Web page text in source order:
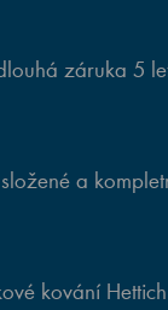
záruka 5
a
kování